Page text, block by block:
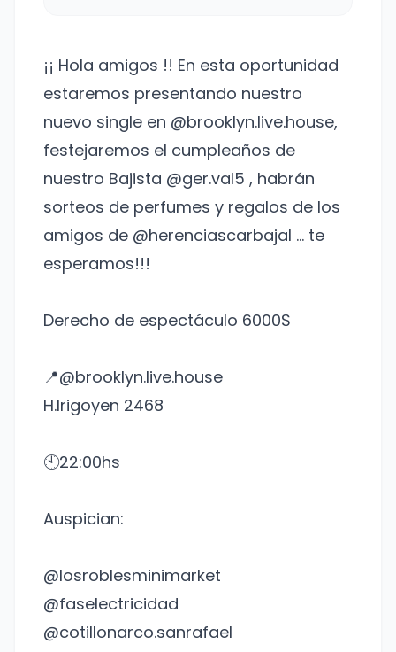
¡¡ Hola amigos !! En esta oportunidad
estaremos presentando nuestro
nuevo single en @brooklyn.live.house,
festejaremos el cumpleaños de
nuestro Bajista @ger.val5 , habrán
sorteos de perfumes y regalos de los
amigos de @herenciascarbajal ... te
esperamos!!!
Derecho de espectáculo 6000$
📍@brooklyn.live.house
H.Irigoyen 2468
🕙22:00hs
Auspician:
@losroblesminimarket
@faselectricidad
@cotillonarco.sanrafael